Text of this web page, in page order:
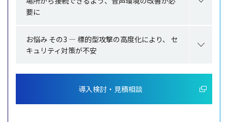
要に
お悩み その3 ― 標的型攻撃の高度化により、 セ
キュリティ対策が不安
導入検討・見積相談